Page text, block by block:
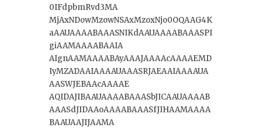
0IFdpbmRvd3MA
MjAxNDowMzowNSAxMzoxNjo0OQAAG4K
aAAUAAAABAAASNIKdAAUAAAABAAASPI
giAAMAAAABAAIA
AIgnAAMAAAABAyAAAJAAAAcAAAAEMD
IyMZADAAIAAAAUAAASRJAEAAIAAAAUA
AASWJEBAAcAAAAE
AQIDAJIBAAUAAAABAAASbJICAAUAAAAB
AAASdJIDAAoAAAABAAASfJIHAAMAAAA
BAAUAAJIJAAMA